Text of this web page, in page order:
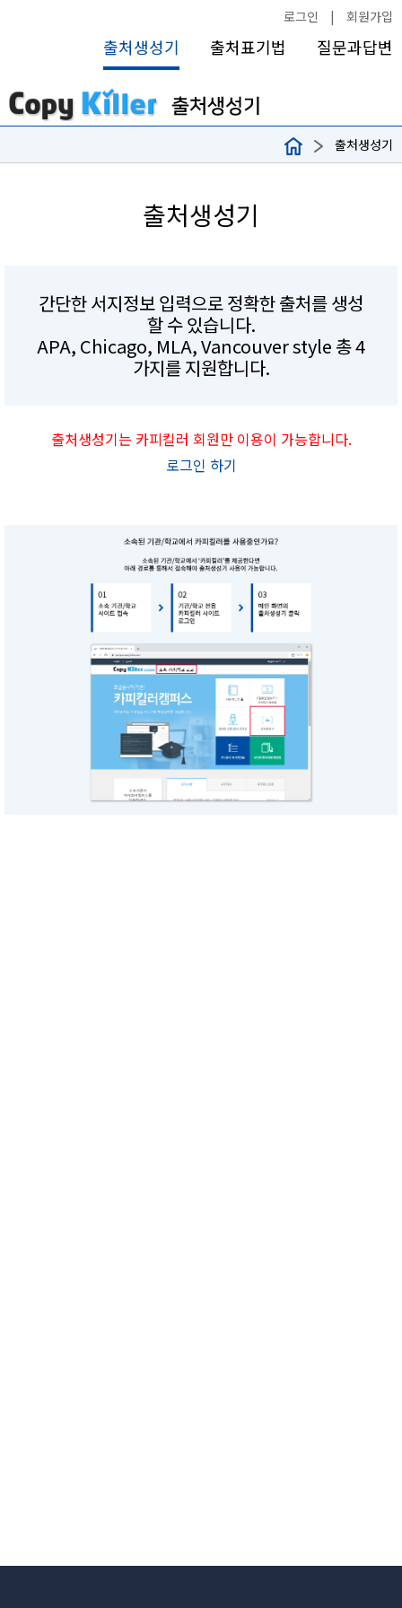
로그인 | 회원가입
출처생성기 출처표기법 질문과답변
출처생성기
출처생성기
간단한 서지정보 입력으로 정확한 출처를 생성
할 수 있습니다.
APA, Chicago, MLA, Vancouver style 총 4
가지를 지원합니다.
출처생성기는 카피킬러 회원만 이용이 가능합니다.
로그인 하기